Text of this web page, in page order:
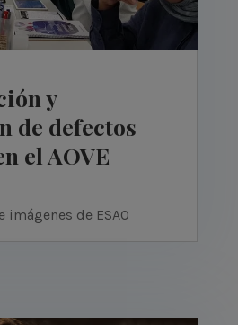
y
de defectos
el AOVE
imágenes de ESAO